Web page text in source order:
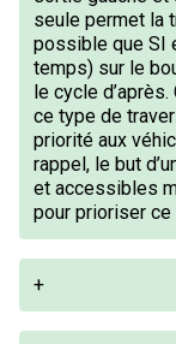
seule permet la
possible que SI
temps) sur le
le cycle
ce type de
priorité aux
rappel, le but
et accessibles
pour prioriser
+